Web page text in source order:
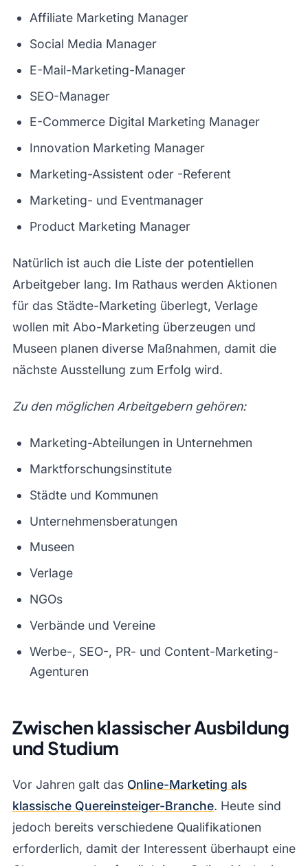
Affiliate Marketing Manager
Social Media Manager
E-Mail-Marketing-Manager
SEO-Manager
E-Commerce Digital Marketing Manager
Innovation Marketing Manager
Marketing-Assistent oder -Referent
Marketing- und Eventmanager
Product Marketing Manager
Natürlich ist auch die Liste der potentiellen
Arbeitgeber lang. Im Rathaus werden Aktionen
für das Städte-Marketing überlegt, Verlage
wollen mit Abo-Marketing überzeugen und
Museen planen diverse Maßnahmen, damit die
nächste Ausstellung zum Erfolg wird.
Zu den möglichen Arbeitgebern gehören:
Marketing-Abteilungen in Unternehmen
Marktforschungsinstitute
Städte und Kommunen
Unternehmensberatungen
Museen
Verlage
NGOs
Verbände und Vereine
Werbe-, SEO-, PR- und Content-Marketing-
Agenturen
Zwischen klassischer Ausbildung
und Studium
Vor Jahren galt das Online-Marketing als
klassische Quereinsteiger-Branche. Heute sind
jedoch bereits verschiedene Qualifikationen
erforderlich, damit der Interessent überhaupt eine